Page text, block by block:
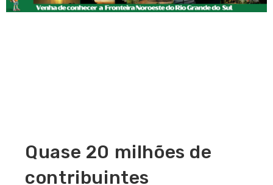
Quase 20 milhões de
contribuintes